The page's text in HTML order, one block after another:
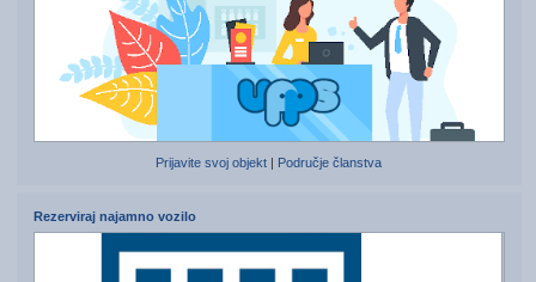
Prijavite svoj objekt | Područje članstva
Rezerviraj najamno vozilo